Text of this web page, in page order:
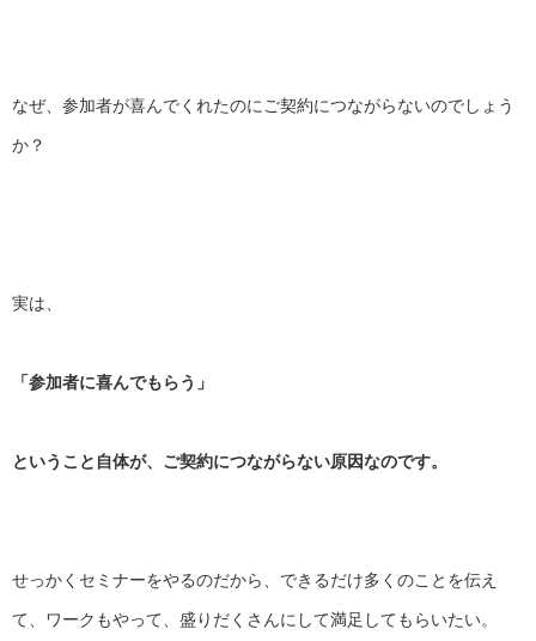
なぜ、 参加者が喜んでくれたのにご契約につながらないのでしょう
か？
実は、
「参加者に喜んでもらう」
ということ自体が、ご契約につながらない原因なのです。
せっかくセミナーをやるのだから、 できるだけ多くのことを伝え
て、ワークもやって、 盛りだくさんにして満足してもらいたい。